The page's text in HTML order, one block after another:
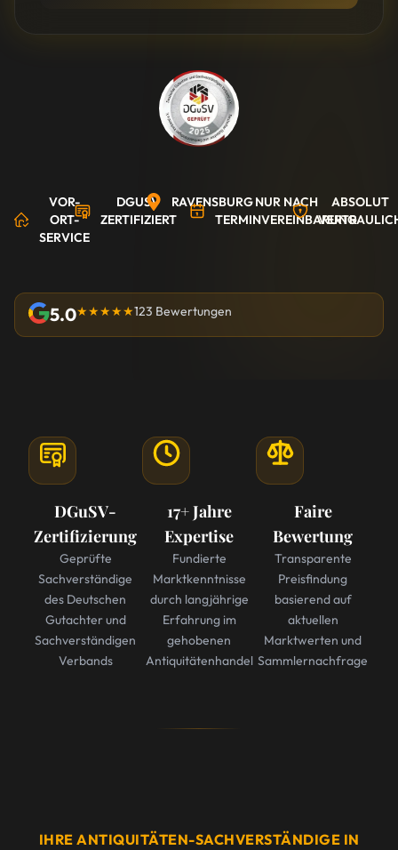
VOR-
ORT-
SERVICE
DGUSV
ZERTIFIZIERT
RAVENSBURGNUR NACH
TERMINVEREINBARUNG
ABSOLUT
5.0★★★★★123 Bewertungen
DGuSV-
Zertifizierung
Geprüfte
Sachverständige
des Deutschen
Gutachter und
Sachverständigen
Verbands
17+ Jahre
Expertise
Fundierte
Marktkenntnisse
durch langjährige
Erfahrung im
gehobenen
Antiquitätenhandel
Faire
Bewertung
Transparente
Preisfindung
basierend auf
aktuellen
Marktwerten und
Sammlernachfrage
IHRE ANTIQUITÄTEN-SACHVERSTÄNDIGE IN